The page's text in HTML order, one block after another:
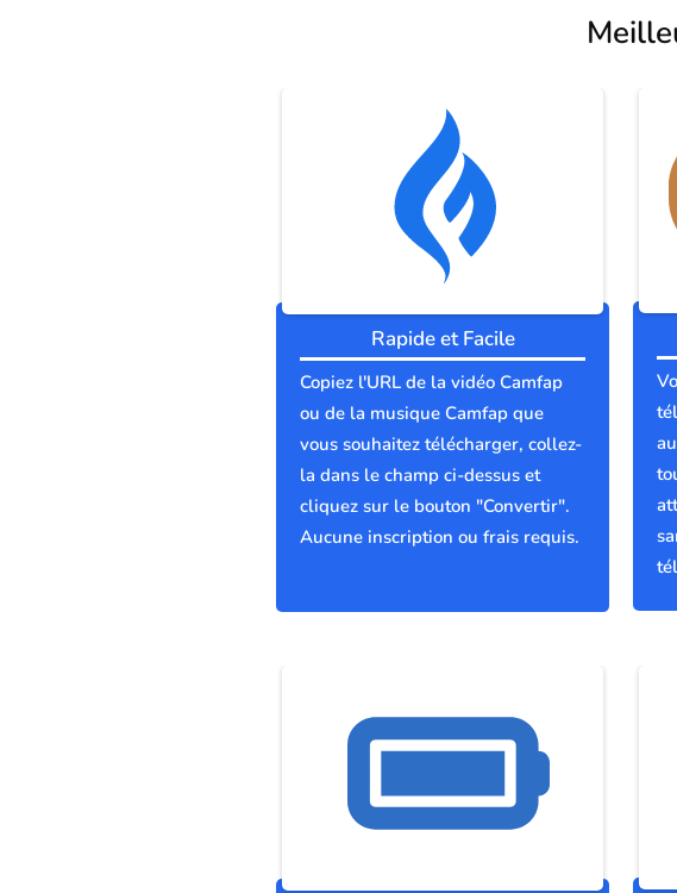
Rapide et Facile
Copiez l'URL de la vidéo Camfap
ou de la musique Camfap que
vous souhaitez télécharger, collez-
la dans le champ ci-dessus et
cliquez sur le bouton "Convertir".
Aucune inscription ou frais requis.